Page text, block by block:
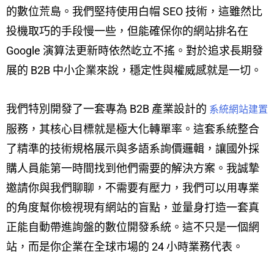
的數位荒島。我們堅持使用白帽 SEO 技術，這雖然比
投機取巧的手段慢一些，但能確保你的網站排名在
Google 演算法更新時依然屹立不搖。對於追求長期發
展的 B2B 中小企業來說，穩定性與權威感就是一切。
我們特別開發了一套專為 B2B 產業設計的 系統網站建置
服務，其核心目標就是極大化轉單率。這套系統整合
了精準的技術規格展示與多語系詢價邏輯，讓國外採
購人員能第一時間找到他們需要的解決方案。我誠摯
邀請你與我們聊聊，不需要有壓力，我們可以用專業
的角度幫你檢視現有網站的盲點，並量身打造一套真
正能自動帶進詢盤的數位開發系統。這不只是一個網
站，而是你企業在全球市場的 24 小時業務代表。